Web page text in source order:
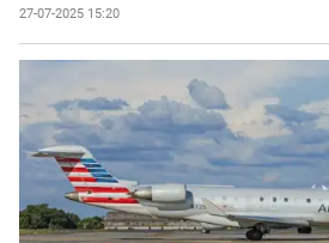
27-07-2025 15:20